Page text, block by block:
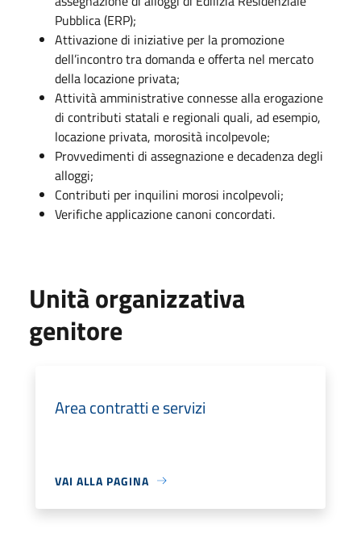
Pubblica (ERP);
Attivazione di iniziative per la promozione
dell’incontro tra domanda e offerta nel mercato
della locazione privata;
Attività amministrative connesse alla erogazione
di contributi statali e regionali quali, ad esempio,
locazione privata, morosità incolpevole;
Provvedimenti di assegnazione e decadenza degli
alloggi;
Contributi per inquilini morosi incolpevoli;
Verifiche applicazione canoni concordati.
Unità organizzativa
genitore
Area contratti e servizi
VAI ALLA PAGINA